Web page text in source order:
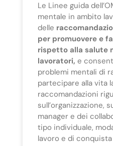
Le Linee guida
mentale in ambito
delle
per promuovere e
rispetto alla salute
lavoratori, e
problemi mentali di
partecipare alla vita
raccomandazioni
sull’organizzazione,
manager e dei
tipo individuale,
lavoro e di